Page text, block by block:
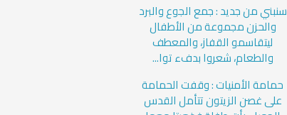
سنبني من جديد : جمع الجوع والبرد
والحزن مجموعة من الأطفال
ليتقاسمو القفاز، والمعطف
والطعام، شعروا بدفء توا...
حمامة الأمنيات : وقفت الحمامة
على غصن الزيتون تتأمل القدس